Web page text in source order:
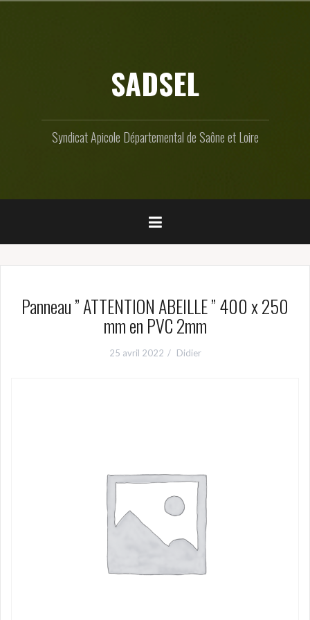
SADSEL
Syndicat Apicole Départemental de Saône et Loire
Panneau ” ATTENTION ABEILLE ” 400 x 250
mm en PVC 2mm
25 avril 2022 Didier